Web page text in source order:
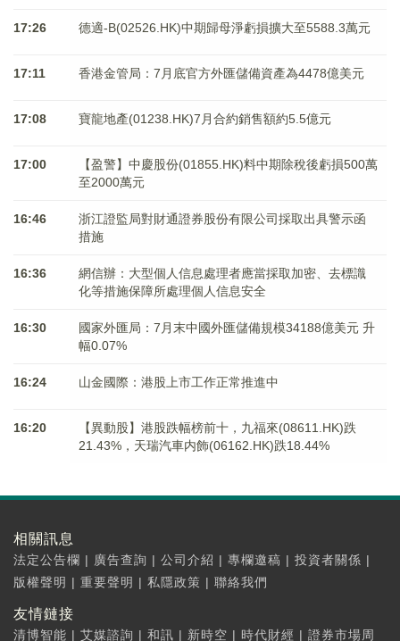
17:26 德適-B(02526.HK)中期歸母淨虧損擴大至5588.3萬元
17:11 香港金管局：7月底官方外匯儲備資產為4478億美元
17:08 寶龍地產(01238.HK)7月合約銷售額約5.5億元
17:00
【盈警】中慶股份(01855.HK)料中期除稅後虧損500萬
至2000萬元
16:46
浙江證監局對財通證券股份有限公司採取出具警示函
措施
16:36
網信辦：大型個人信息處理者應當採取加密、去標識
化等措施保障所處理個人信息安全
16:30
國家外匯局：7月末中國外匯儲備規模34188億美元 升
幅0.07%
16:24 山金國際：港股上市工作正常推進中
16:20
【異動股】港股跌幅榜前十，九福來(08611.HK)跌
21.43%，天瑞汽車内飾(06162.HK)跌18.44%
相關訊息
法定公告欄 | 廣告查詢 | 公司介紹 | 專欄邀稿 | 投資者關係 |
版權聲明 | 重要聲明 | 私隱政策 | 聯絡我們
友情鏈接
清博智能 | 艾媒諮詢 | 和訊 | 新時空 | 時代財經 | 證券市場周